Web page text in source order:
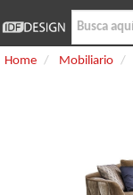
Home Mobiliario